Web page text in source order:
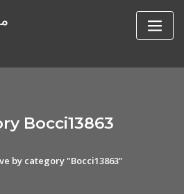
Bocci13863
by category "Bocci13863"